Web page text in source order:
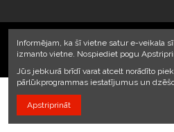
2023 © Armando
Informējam, ka šī vietne satur e-veikala
izmanto vietne. Nospiediet pogu
Jūs jebkurā brīdī varat atcelt norādīto
pārlūkprogrammas iestatījumus un
Apstriprināt